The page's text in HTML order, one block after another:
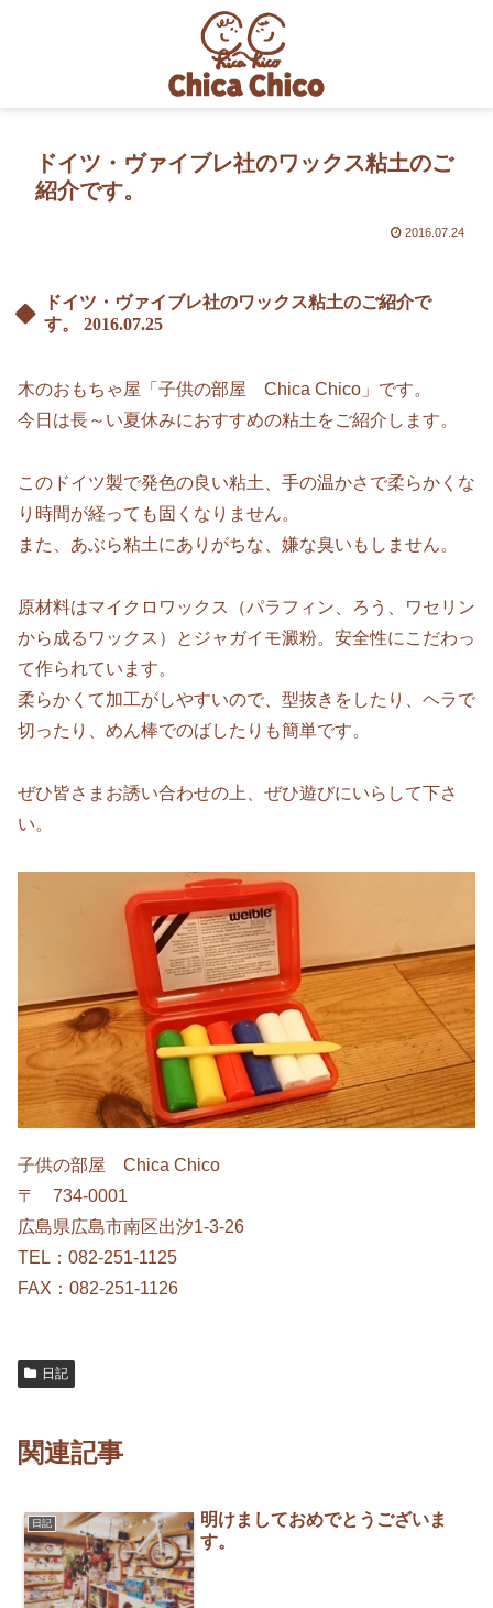
ドイツ・ヴァイブレ社のワックス粘土のご
紹介です。
2016.07.24
ドイツ・ヴァイブレ社のワックス粘土のご紹介で
す。 2016.07.25
木のおもちゃ屋「子供の部屋 Chica Chico」です。
今日は長～い夏休みにおすすめの粘土をご紹介します。
このドイツ製で発色の良い粘土、手の温かさで柔らかくな
り時間が経っても固くなりません。
また、あぶら粘土にありがちな、嫌な臭いもしません。
原材料はマイクロワックス（パラフィン、ろう、ワセリン
から成るワックス）とジャガイモ澱粉。安全性にこだわっ
て作られています。
柔らかくて加工がしやすいので、型抜きをしたり、ヘラで
切ったり、めん棒でのばしたりも簡単です。
ぜひ皆さまお誘い合わせの上、ぜひ遊びにいらして下さ
い。
子供の部屋 Chica Chico
〒 734-0001
広島県広島市南区出汐1-3-26
TEL：082-251-1125
FAX：082-251-1126
日記
関連記事
日記
明けましておめでとうございま
す。